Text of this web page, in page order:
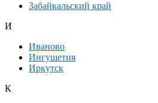
Забайкальский край
И
Иваново
Ингушетия
Иркутск
К